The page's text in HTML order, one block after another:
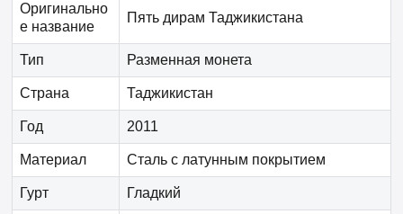
Оригинально
е название
Пять дирам Таджикистана
Тип Разменная монета
Страна Таджикистан
Год 2011
Материал Сталь с латунным покрытием
Гурт Гладкий